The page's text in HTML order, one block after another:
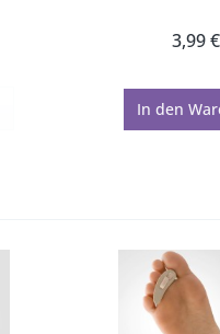
3,99
In den